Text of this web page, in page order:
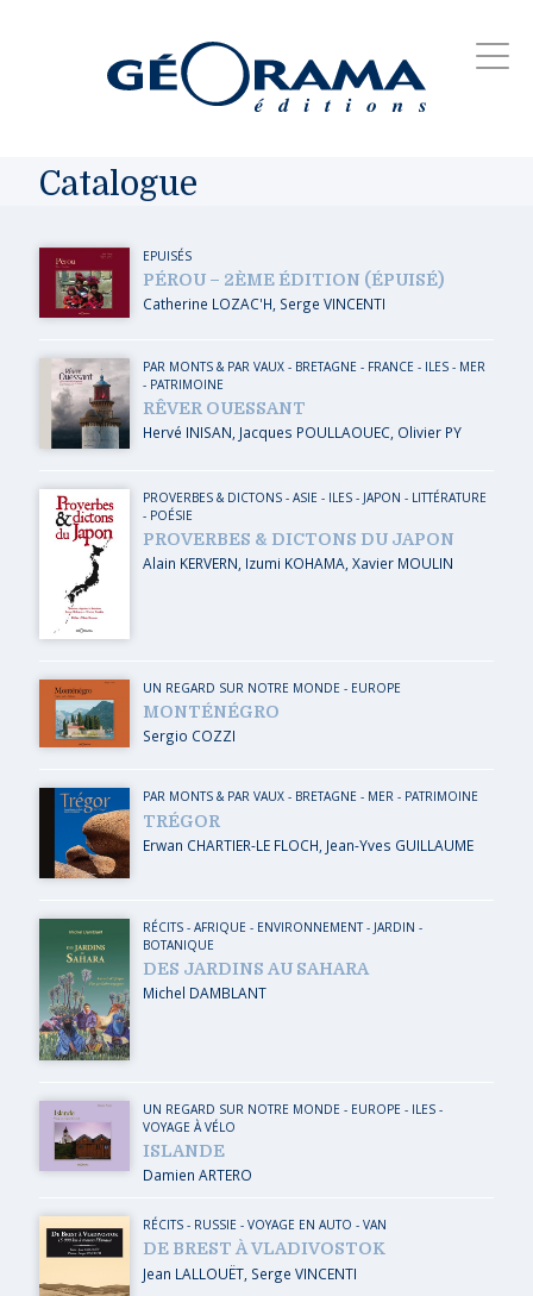
Catalogue
EPUISÉS
PÉROU – 2ÈME ÉDITION (ÉPUISÉ)
Catherine LOZAC'H, Serge VINCENTI
PAR MONTS & PAR VAUX- BRETAGNE - FRANCE - ILES- MER
- PATRIMOINE
RÊVER OUESSANT
Hervé INISAN Jacques POULLAOUEC, Olivier PY
PROVERBES & DICTONS- ASIE - ILES- JAPON - LITTÉRATURE
- POÉSIE
PROVERBES & DICTONS DU JAPON
Alain KERVERN, Izumi KOHAMA, Xavier MOULIN
UN REGARD SUR NOTRE MONDE - EUROPE
MONTÉNÉGRO
Sergio COZZI
PAR MONTS & PAR VAUX- BRETAGNE - MER- PATRIMOINE
TRÉGOR
Erwan CHARTIER-LE FLOCH Jean-Yves GUILLAUME
RÉCITS- AFRIQUE - ENVIRONNEMENT- JARDIN -
BOTANIQUE
DES JARDINS AU SAHARA
Michel DAMBLANT
UN REGARD SUR NOTRE MONDE - EUROPE - ILES-
VOYAGE À VÉLO
ISLANDE
Damien ARTERO
RÉCITS- RUSSIE - VOYAGE EN AUTO - VAN
DE BREST À VLADIVOSTOK
Jean LALLOUËT, Serge VINCENTI